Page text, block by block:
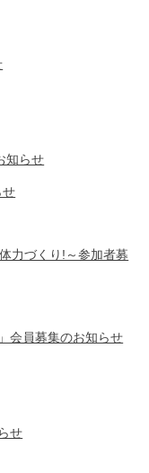
知らせ
せ
力づくり!～参加者募
会員募集のお知らせ
せ